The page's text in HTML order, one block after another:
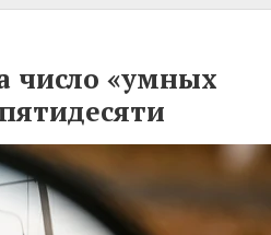
число «умных